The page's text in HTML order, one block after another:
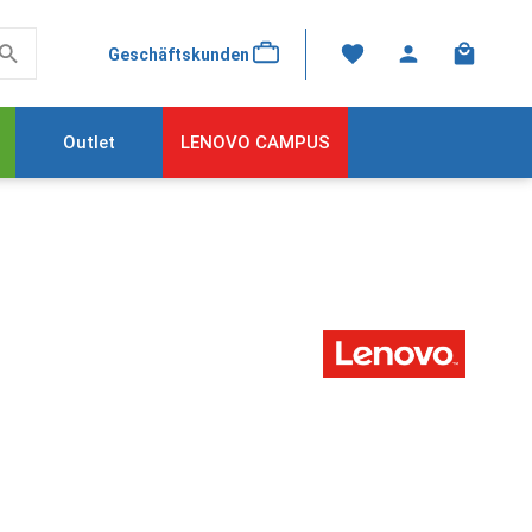
Geschäftskunden
Outlet LENOVO CAMPUS